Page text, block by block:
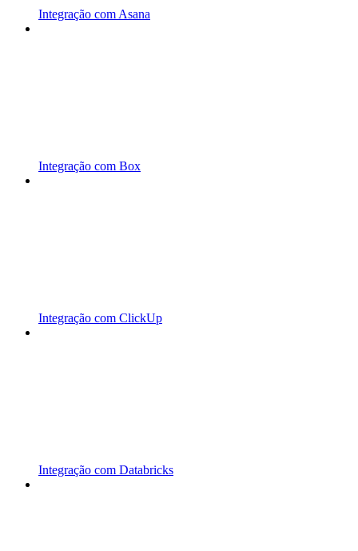
Integração com Asana
Integração com Box
Integração com ClickUp
Integração com Databricks